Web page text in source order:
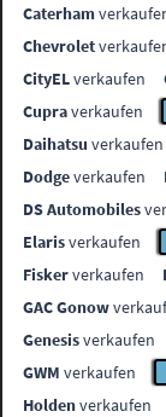
Caterham
Chevrolet
CityELverkaufen
Cupraverkaufen
Daihatsu verkaufen
Dodgeverkaufen
DS Automobiles
Elarisverkaufen
Fiskerverkaufen
GAC Gonow
Genesisverkaufen
GWM verkaufen
Holdenverkaufen